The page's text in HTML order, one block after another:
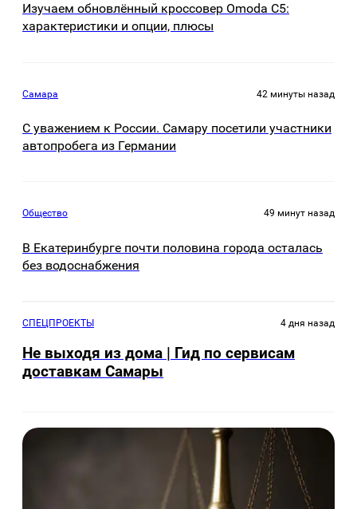
Изучаем обновлённый кроссовер Omoda C5:
характеристики и опции, плюсы
Самара 42 минуты назад
С уважением к России. Самару посетили участники
автопробега из Германии
Общество 49 минут назад
В Екатеринбурге почти половина города осталась
без водоснабжения
СПЕЦПРОЕКТЫ 4 дня назад
Не выходя из дома | Гид по сервисам
доставкам Самары